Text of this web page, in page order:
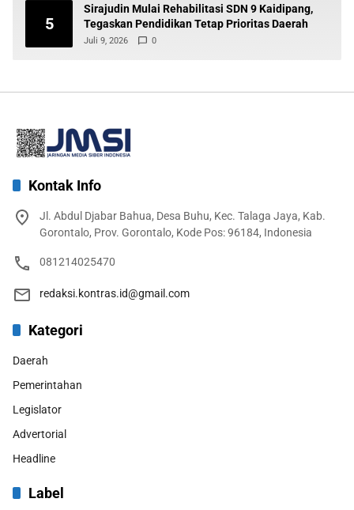
5
Sirajudin Mulai Rehabilitasi SDN 9 Kaidipang,
Tegaskan Pendidikan Tetap Prioritas Daerah
Juli 9, 2026 0
Kontak Info
Jl. Abdul Djabar Bahua, Desa Buhu, Kec. Talaga Jaya, Kab.
Gorontalo, Prov. Gorontalo, Kode Pos: 96184, Indonesia
081214025470
redaksi.kontras.id@gmail.com
Kategori
Daerah
Pemerintahan
Legislator
Advertorial
Headline
Label